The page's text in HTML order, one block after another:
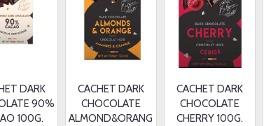
DARK
90%
100G.
CACHET DARK
CHOCOLATE
ALMOND&ORANG
CACHET DARK
CHOCOLATE
CHERRY 100G.